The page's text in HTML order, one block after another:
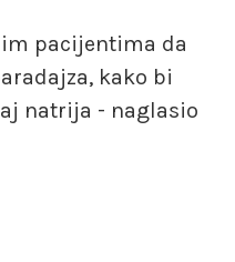
pacijentima da
kako bi
natrija - naglasio